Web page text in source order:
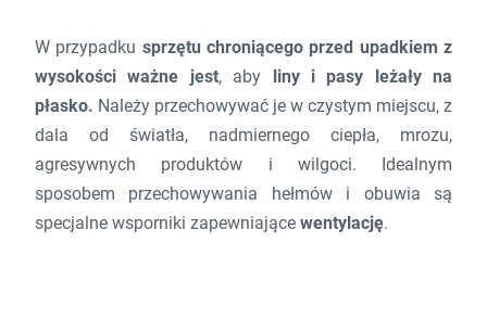
W przypadku sprzętu chroniącego przed upadkiem z
wysokości ważne jest, aby liny i pasy leżały na
płasko. Należy przechowywać je w czystym miejscu, z
dala od światła, nadmiernego ciepła, mrozu,
agresywnych produktów i wilgoci. Idealnym
sposobem przechowywania hełmów i obuwia są
specjalne wsporniki zapewniającewentylację.